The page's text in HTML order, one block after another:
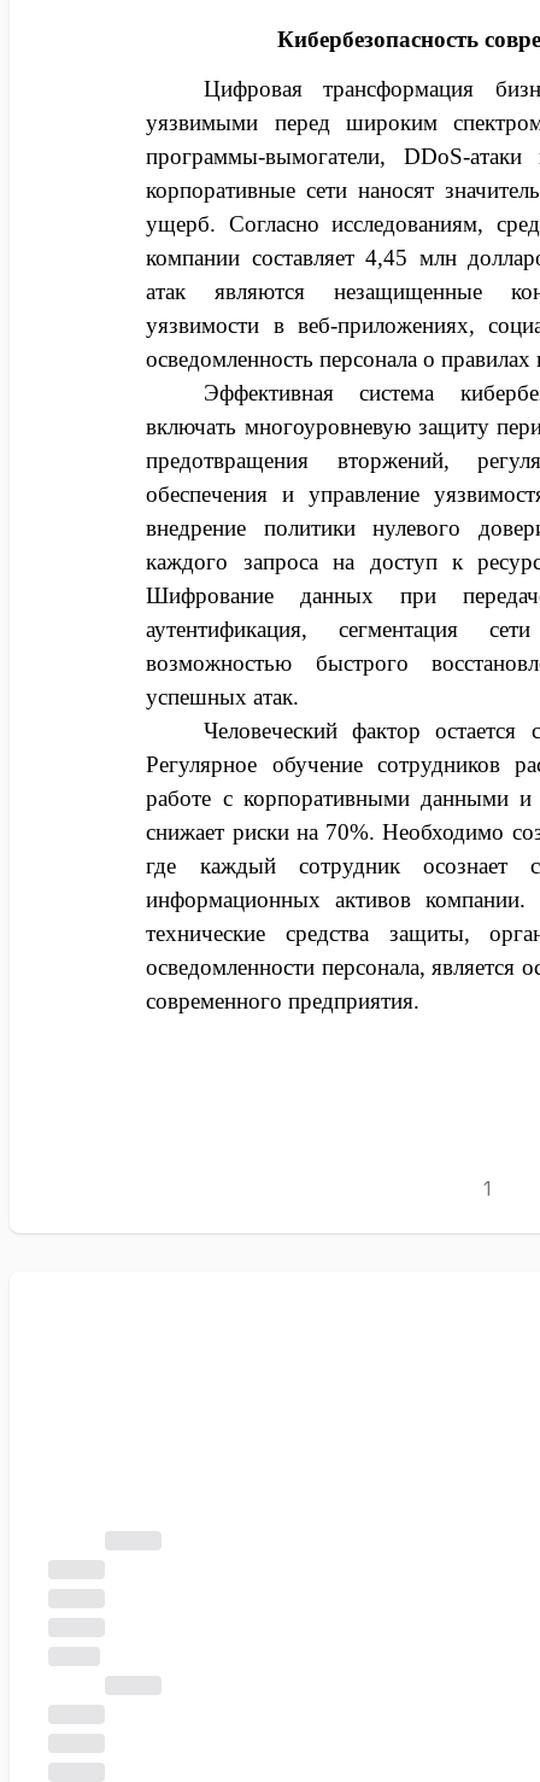
Кибербезопасность
Цифровая трансформация
уязвимыми перед широким
программы-вымогатели, DDoS-
корпоративные сети наносят
ущерб. Согласно исследованиям,
компании составляет 4,45 млн
атак являются незащищенные
уязвимости в веб-приложениях,
осведомленность персонала о
Эффективная система
включать многоуровневую защиту
предотвращения вторжений,
обеспечения и управление
внедрение политики нулевого
каждого запроса на доступ к
Шифрование данных при
аутентификация, сегментация
возможностью быстрого
успешных атак.
Человеческий фактор
Регулярное обучение сотрудников
работе с корпоративными данными и
снижает риски на 70%. Необходимо
где каждый сотрудник осознает
информационных активов
технические средства защиты,
осведомленности персонала, является
современного предприятия.
1